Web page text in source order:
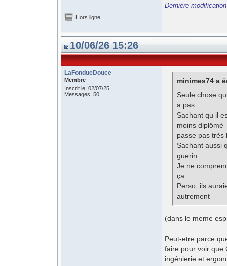
Dernière
Hors ligne
10/06/26 15:26
LaFondueDouce
Membre
Inscrit le: 02/07/25
Messages: 50
minimes74 a
Seule chose
a pas.
Sachant qu il
moins
passe pas très
Sachant aussi
guerin......
Je ne
ça.
Perso, ils
autrement
(dans le meme
Peut-etre parce
faire pour voir que
ingénierie et